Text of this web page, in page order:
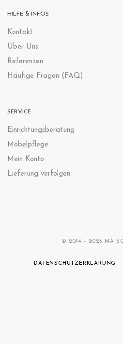
HILFE & INFOS
Kontakt
Über Uns
Referenzen
Häufige Fragen (FAQ)
SERVICE
Einrichtungsberatung
Möbelpflege
Mein Konto
Lieferung verfolgen
© 2014 – 2025
DATENSCHUTZERKLÄRUNG